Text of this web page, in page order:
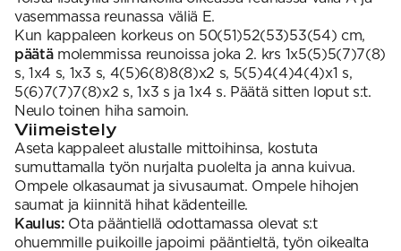
vasemmassa reunassa väliä E.
Kun kappaleen korkeus on 50(51)52(53)53(54) cm,
päätämolemmissa reunoissa joka 2. krs 1x5(5)5(7)7(8)
s, 1x4 s, 1x3 s, 4(5)6(8)8(8)x2 s, 5(5)4(4)4(4)x1 s,
5(6)7(7)7(8)x2 s, 1x3 s ja 1x4 s. Päätä sitten loput s:t.
Neulo toinen hiha samoin.
Viimeistely
Aseta kappaleet alustalle mittoihinsa, kostuta
sumuttamalla työn nurjalta puolelta ja anna kuivua.
Ompele olkasaumat ja sivusaumat. Ompele hihojen
saumat ja kiinnitä hihat kädenteille.
Kaulus: Ota pääntiellä odottamassa olevat s:t
ohuemmille puikoille japoimi pääntieltä, työn oikealta